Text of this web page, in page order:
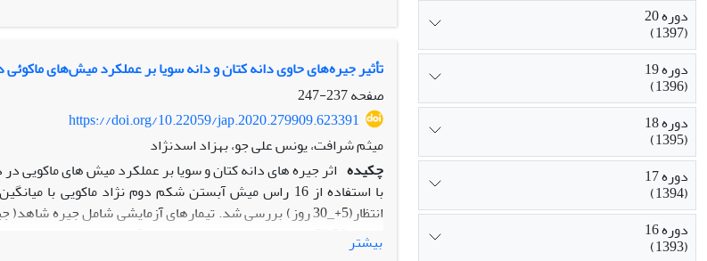
تأثیر جیره‌های حاوی دانه کتان و دانه سویا بر عملکرد میش‌های ماکوئی
صفحه237-247
https://doi.org/10.22059/jap.2020.279909.623391
میثم شرافت، یونس علی جو، بهزاد اسدنژاد
چکیده اثر جیره های دانه کتان و سویا بر عملکرد میش های ماکویی در
بیشتر
دوره 20
(1397)
دوره 19
(1396)
دوره 18
(1395)
دوره 17
(1394)
دوره 16
(1393)